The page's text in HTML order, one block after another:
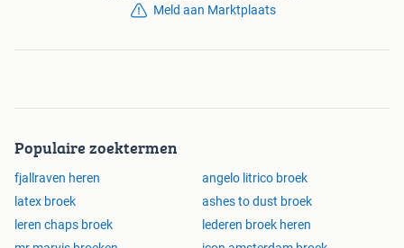
Meld aan Marktplaats
Populaire zoektermen
fjallraven heren
angelo litrico broek
latex broek
ashes to dust broek
leren chaps broek
lederen broek heren